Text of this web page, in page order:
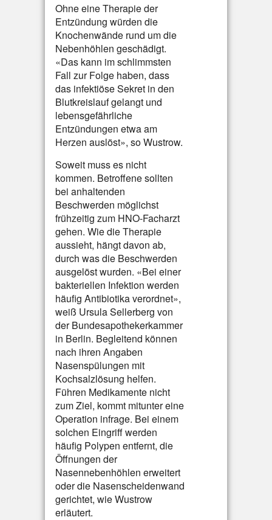
Ohne eine Therapie der
Entzündung würden die
Knochenwände rund um die
Nebenhöhlen geschädigt.
«Das kann im schlimmsten
Fall zur Folge haben, dass
das infektiöse Sekret in den
Blutkreislauf gelangt und
lebensgefährliche
Entzündungen etwa am
Herzen auslöst», so Wustrow.
Soweit muss es nicht
kommen. Betroffene sollten
bei anhaltenden
Beschwerden möglichst
frühzeitig zum HNO-Facharzt
gehen. Wie die Therapie
aussieht, hängt davon ab,
durch was die Beschwerden
ausgelöst wurden. «Bei einer
bakteriellen Infektion werden
häufig Antibiotika verordnet»,
weiß Ursula Sellerberg von
der Bundesapothekerkammer
in Berlin. Begleitend können
nach ihren Angaben
Nasenspülungen mit
Kochsalzlösung helfen.
Führen Medikamente nicht
zum Ziel, kommt mitunter eine
Operation infrage. Bei einem
solchen Eingriff werden
häufig Polypen entfernt, die
Öffnungen der
Nasennebenhöhlen erweitert
oder die Nasenscheidenwand
gerichtet, wie Wustrow
erläutert.